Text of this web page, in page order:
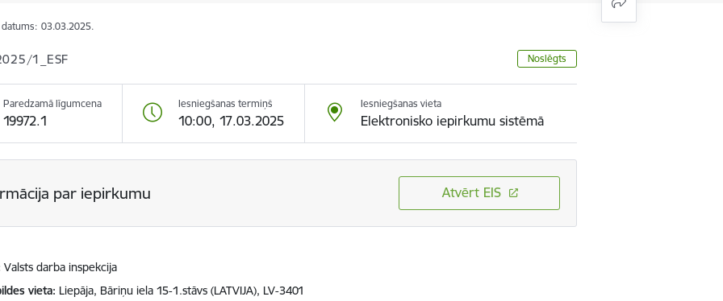
03.03.2025.
1_ESF Noslēgts
Paredzamā līgumcena
19972.1
Iesniegšanas termiņš
10:00, 17.03.2025
Iesniegšanas vieta
Elektronisko iepirkumu sistēmā
par iepirkumu Atvērt EIS
Valsts darba inspekcija
vieta Liepāja, Bāriņu iela 15-1.stāvs (LATVIJA), LV-3401